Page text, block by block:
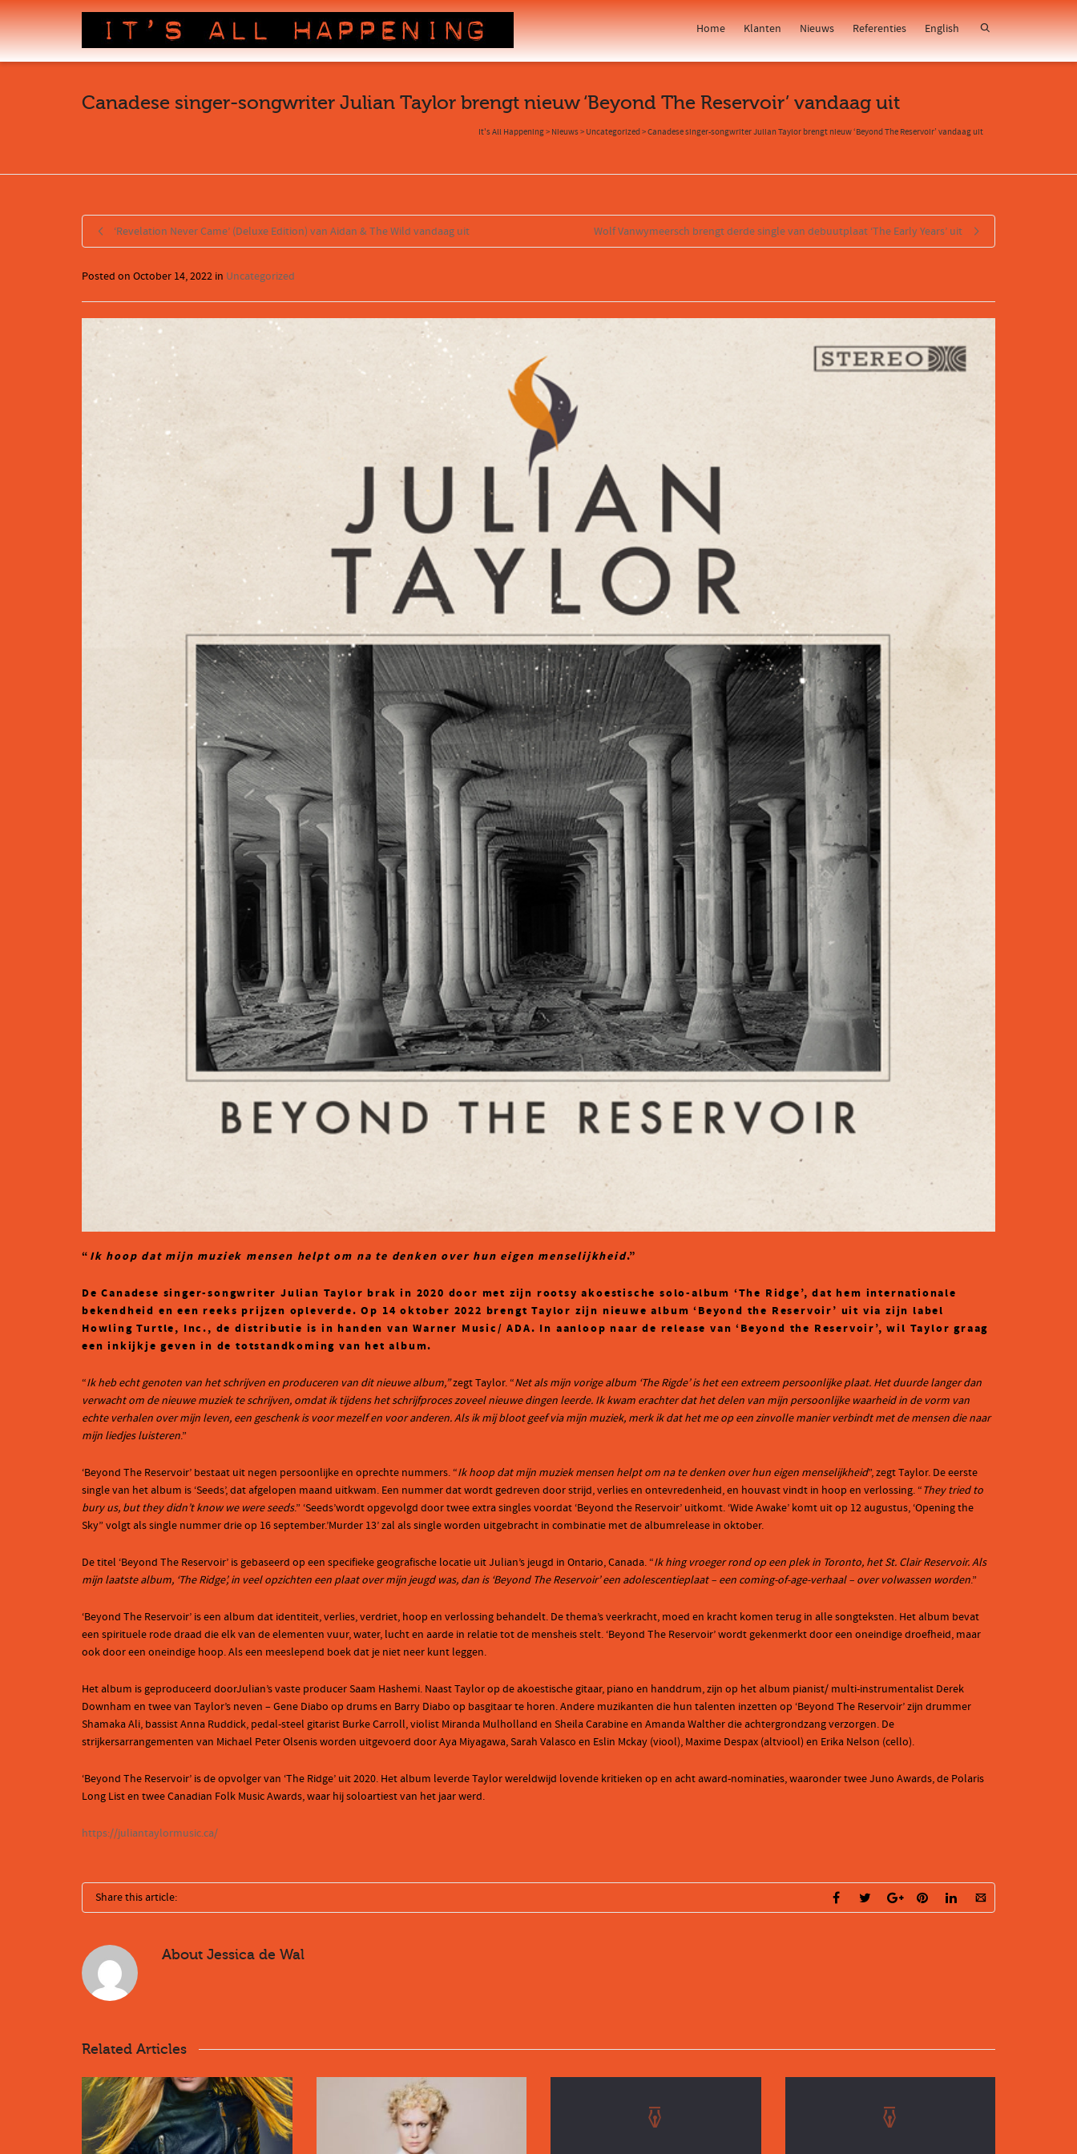
Home Klanten Nieuws Referenties English
Canadese singer-songwriter Julian Taylor brengt nieuw ‘Beyond The Reservoir’ vandaag uit
It's All Happening> Nieuws> Uncategorized>Canadese singer-songwriter Julian Taylor brengt nieuw ‘Beyond The Reservoir’ vandaag uit
‘Revelation Never Came’ (Deluxe Edition) van Aidan & The Wild vandaag uit Wolf Vanwymeersch brengt derde single van debuutplaat ‘The Early Years’ uit
Posted on October 14, 2022 in Uncategorized
“ Ik hoop dat mijn muziek mensen helpt om na te denken over hun eigen menselijkheid.”
De Canadese singer-songwriter Julian Taylor brak in 2020 door met zijn rootsy akoestische solo-album ‘The Ridge’, dat hem internationale
bekendheid en een reeks prijzen opleverde. Op 14 oktober 2022 brengt Taylor zijn nieuwe album ‘Beyond the Reservoir’ uit via zijn label
Howling Turtle, Inc., de distributie is in handen van Warner Music/ ADA. In aanloop naar de release van ‘Beyond the Reservoir’, wil Taylor graag
een inkijkje geven in de totstandkoming van het album.
“Ik heb echt genoten van het schrijven en produceren van dit nieuwe album,”zegt Taylor. “Net als mijn vorige album ‘The Rigde’ is het een extreem persoonlijke plaat. Het duurde langer dan
verwacht om de nieuwe muziek te schrijven, omdat ik tijdens het schrijfproces zoveel nieuwe dingen leerde. Ik kwam erachter dat het delen van mijn persoonlijke waarheid in de vorm van
echte verhalen over mijn leven, een geschenk is voor mezelf en voor anderen. Als ik mij bloot geef via mijn muziek, merk ik dat het me op een zinvolle manier verbindt met de mensen die naar
mijn liedjes luisteren.”
‘Beyond The Reservoir’ bestaat uit negen persoonlijke en oprechte nummers. “Ik hoop dat mijn muziek mensen helpt om na te denken over hun eigen menselijkheid”, zegt Taylor. De eerste
single van het album is ‘Seeds’, dat afgelopen maand uitkwam. Een nummer dat wordt gedreven door strijd, verlies en ontevredenheid, en houvast vindt in hoop en verlossing. “They tried to
bury us, but they didn’t know we were seeds.” ‘Seeds’wordt opgevolgd door twee extra singles voordat ‘Beyond the Reservoir’ uitkomt. ‘Wide Awake’ komt uit op 12 augustus, ‘Opening the
Sky” volgt als single nummer drie op 16 september.’Murder 13’ zal als single worden uitgebracht in combinatie met de albumrelease in oktober.
De titel ‘Beyond The Reservoir’ is gebaseerd op een specifieke geografische locatie uit Julian’s jeugd in Ontario, Canada. “Ik hing vroeger rond op een plek in Toronto, het St. Clair Reservoir. Als
mijn laatste album, ‘The Ridge’, in veel opzichten een plaat over mijn jeugd was, dan is ‘Beyond The Reservoir’ een adolescentieplaat – een coming-of-age-verhaal – over volwassen worden.”
‘Beyond The Reservoir’ is een album dat identiteit, verlies, verdriet, hoop en verlossing behandelt. De thema’s veerkracht, moed en kracht komen terug in alle songteksten. Het album bevat
een spirituele rode draad die elk van de elementen vuur, water, lucht en aarde in relatie tot de mensheis stelt. ‘Beyond The Reservoir’ wordt gekenmerkt door een oneindige droefheid, maar
ook door een oneindige hoop. Als een meeslepend boek dat je niet neer kunt leggen.
Het album is geproduceerd doorJulian’s vaste producer Saam Hashemi. Naast Taylor op de akoestische gitaar, piano en handdrum, zijn op het album pianist/ multi-instrumentalist Derek
Downham en twee van Taylor’s neven – Gene Diabo op drums en Barry Diabo op basgitaar te horen. Andere muzikanten die hun talenten inzetten op ‘Beyond The Reservoir’ zijn drummer
Shamaka Ali, bassist Anna Ruddick, pedal-steel gitarist Burke Carroll, violist Miranda Mulholland en Sheila Carabine en Amanda Walther die achtergrondzang verzorgen. De
strijkersarrangementen van Michael Peter Olsenis worden uitgevoerd door Aya Miyagawa, Sarah Valasco en Eslin Mckay (viool), Maxime Despax (altviool) en Erika Nelson (cello).
‘Beyond The Reservoir’ is de opvolger van ‘The Ridge’ uit 2020. Het album leverde Taylor wereldwijd lovende kritieken op en acht award-nominaties, waaronder twee Juno Awards, de Polaris
Long List en twee Canadian Folk Music Awards, waar hij soloartiest van het jaar werd.
https://juliantaylormusic.ca/
Share this article:
About Jessica de Wal
Related Articles